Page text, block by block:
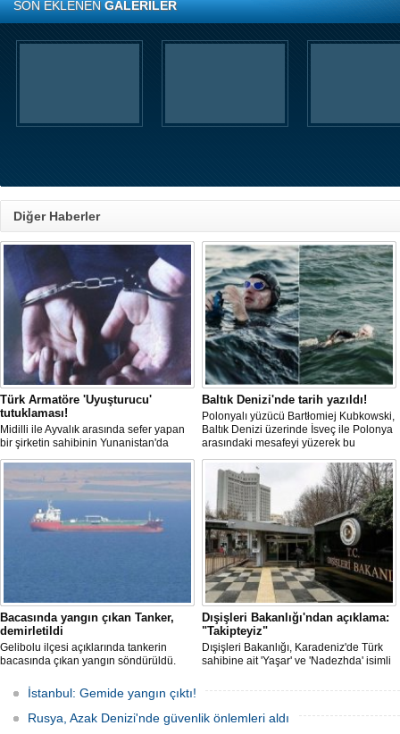
SON EKLENENGALERİLER
Diğer Haberler
Türk Armatöre 'Uyuşturucu'
tutuklaması!
Midilli ile Ayvalık arasında sefer yapan
bir şirketin sahibinin Yunanistan'da
tutuklandığı bildirildi.
Baltık Denizi'nde tarih yazıldı!
Polonyalı yüzücü Bartłomiej Kubkowski,
Baltık Denizi üzerinde İsveç ile Polonya
arasındaki mesafeyi yüzerek bu
başarının ilk örneği olarak tarihe geçti.
Bacasında yangın çıkan Tanker,
demirletildi
Gelibolu ilçesi açıklarında tankerin
bacasında çıkan yangın söndürüldü.
Sahası'na demirletildi.
Dışişleri Bakanlığı'ndan açıklama:
"Takipteyiz"
Dışişleri Bakanlığı, Karadeniz'de Türk
sahibine ait 'Yaşar' ve 'Nadezhda' isimli
araçlarıyla gerçekleştirilen saldırıda
güvenliğinin yakından takip edildiğini
İstanbul: Gemide yangın çıktı!
Rusya, Azak Denizi'nde güvenlik önlemleri aldı